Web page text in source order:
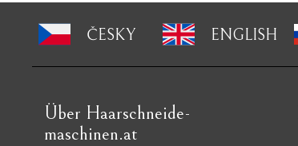
ČESKY ENGLISH
Über Haarschneide-
maschinen.at